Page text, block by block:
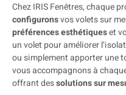
Chez IRIS Fenêtres, chaque
configuronsvos volets sur
préférences esthétiqueset
un volet pour améliorer
ou simplement apporter une
vous accompagnons à
offrant dessolutions sur